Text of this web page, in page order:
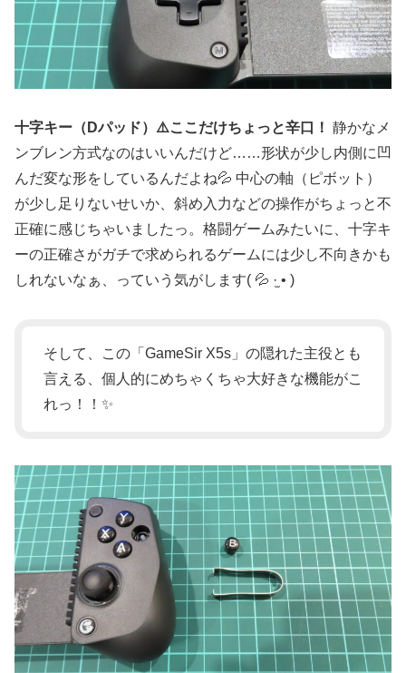
十字キー（Dパッド）⚠️ここだけちょっと辛口！ 静かなメ
ンブレン方式なのはいいんだけど……形状が少し内側に凹
んだ変な形をしているんだよね💦 中心の軸（ピボット）
が少し足りないせいか、斜め入力などの操作がちょっと不
正確に感じちゃいましたっ。格闘ゲームみたいに、十字キ
ーの正確さがガチで求められるゲームには少し不向きかも
しれないなぁ、っていう気がします( 💦 ·̫ • )
そして、この「GameSir X5s」の隠れた主役とも
言える、個人的にめちゃくちゃ大好きな機能がこ
れっ！！✨